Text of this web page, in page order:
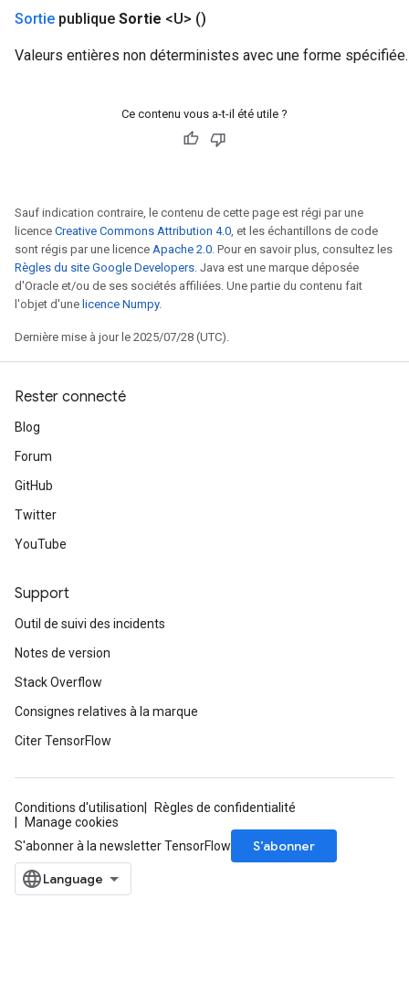
Sortie publique Sortie <U> ()
Valeurs entières non déterministes avec une forme spécifiée.
Ce contenu vous a-t-il été utile ?
Sauf indication contraire, le contenu de cette page est régi par une
licence Creative Commons Attribution 4.0, et les échantillons de code
sont régis par une licence Apache 2.0. Pour en savoir plus, consultez les
Règles du site Google Developers. Java est une marque déposée
d'Oracle et/ou de ses sociétés affiliées. Une partie du contenu fait
l'objet d'une licence Numpy.
Dernière mise à jour le 2025/07/28 (UTC).
Rester connecté
Blog
Forum
GitHub
Twitter
YouTube
Support
Outil de suivi des incidents
Notes de version
Stack Overflow
Consignes relatives à la marque
Citer TensorFlow
Conditions d'utilisation
Règles de confidentialité
Manage cookies
S'abonner à la newsletter TensorFlow
S’abonner